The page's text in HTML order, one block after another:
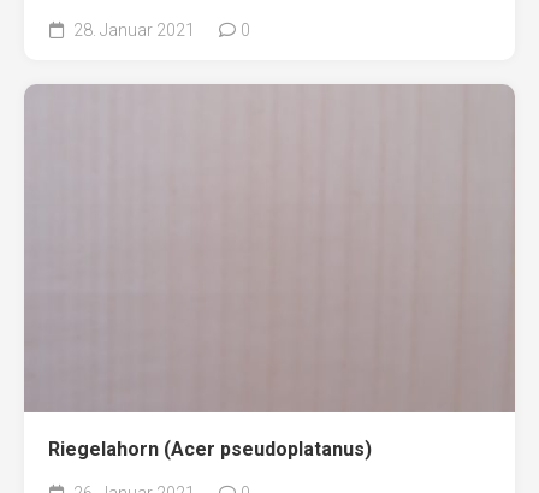
28. Januar 2021 0
Riegelahorn (Acer pseudoplatanus)